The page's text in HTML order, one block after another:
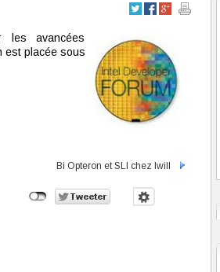
avancées
est placée sous
Bi Opteron et SLI chez Iwill